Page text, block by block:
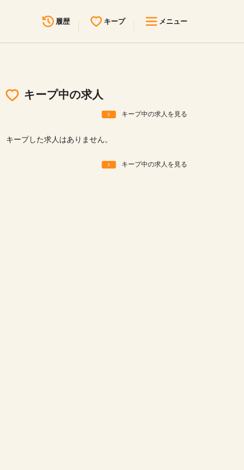
履歴 キープ メニュー
見学会・イベント情報
キープ中の求人
キープ中の求人を見る
キープした求人はありません。
キープ中の求人を見る